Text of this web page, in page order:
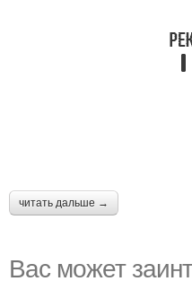
читать дальше →
Вас может